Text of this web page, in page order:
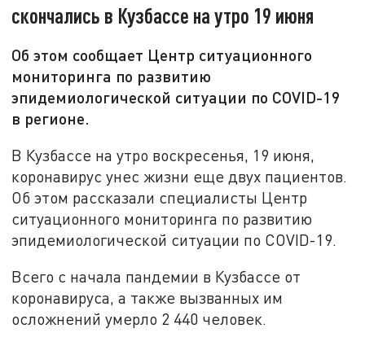
скончались в Кузбассе на утро 19 июня
Об этом сообщает Центр ситуационного
мониторинга по развитию
эпидемиологической ситуации по COVID-19
в регионе.
В Кузбассе на утро воскресенья, 19 июня,
коронавирус унес жизни еще двух пациентов.
Об этом рассказали специалисты Центр
ситуационного мониторинга по развитию
эпидемиологической ситуации по COVID-19.
Всего с начала пандемии в Кузбассе от
коронавируса, а также вызванных им
осложнений умерло 2 440 человек.